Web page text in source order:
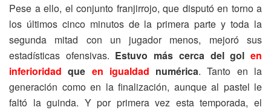
Pese a ello, el conjunto franjirrojo, que disputó en torno a
los últimos cinco minutos de la primera parte y toda la
segunda mitad con un jugador menos, mejoró sus
estadísticas ofensivas. Estuvo más cerca del golen
inferioridad que en igualdad numérica. Tanto en la
generación como en la finalización, aunque al pastel le
faltó la guinda. Y por primera vez esta temporada, el